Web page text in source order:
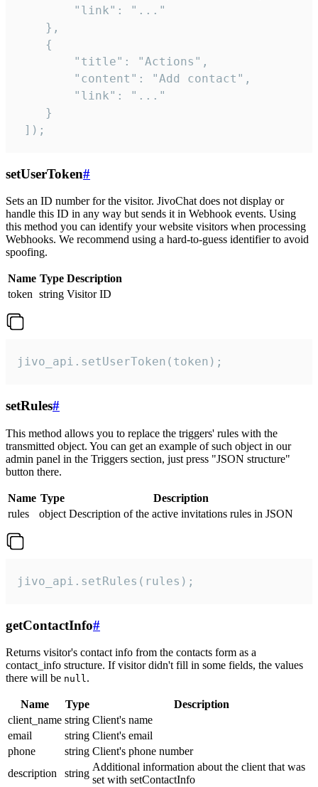
        "link": "..."
    },
    {
        "title": "Actions",
        "content": "Add contact",
        "link": "..."
    }
]);
setUserToken#
Sets an ID number for the visitor. JivoChat does not display or
handle this ID in any way but sends it in Webhook events. Using
this method you can identify your website visitors when processing
Webhooks. We recommend using a hard-to-guess identifier to avoid
spoofing.
Name Type Description
token string Visitor ID
jivo_api.setUserToken(token);
setRules#
This method allows you to replace the triggers' rules with the
transmitted object. You can get an example of such object in our
admin panel in the Triggers section, just press "JSON structure"
button there.
Name Type
Description
rules
object Description of the active invitations rules in JSON
jivo_api.setRules(rules);
getContactInfo#
Returns visitor's contact info from the contacts form as a
contact_info structure. If visitor didn't fill in some fields, the values
there will be null.
Name Type
Description
client_name string Client's name
email
string Client's email
phone
string Client's phone number
description
string
Additional information about the client that was
set with setContactInfo